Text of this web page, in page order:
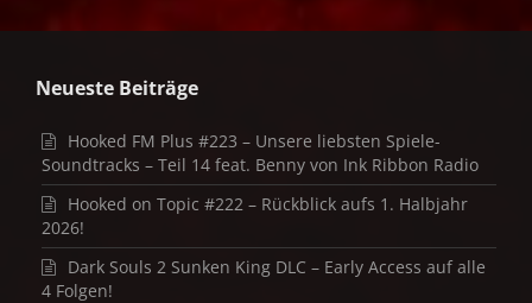
Neueste Beiträge
Hooked FM Plus #223 – Unsere liebsten Spiele-
Soundtracks – Teil 14 feat. Benny von Ink Ribbon Radio
Hooked on Topic #222 – Rückblick aufs 1. Halbjahr
2026!
Dark Souls 2 Sunken King DLC – Early Access auf alle
4 Folgen!